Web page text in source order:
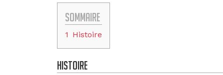
Sommaire
1 Histoire
Histoire